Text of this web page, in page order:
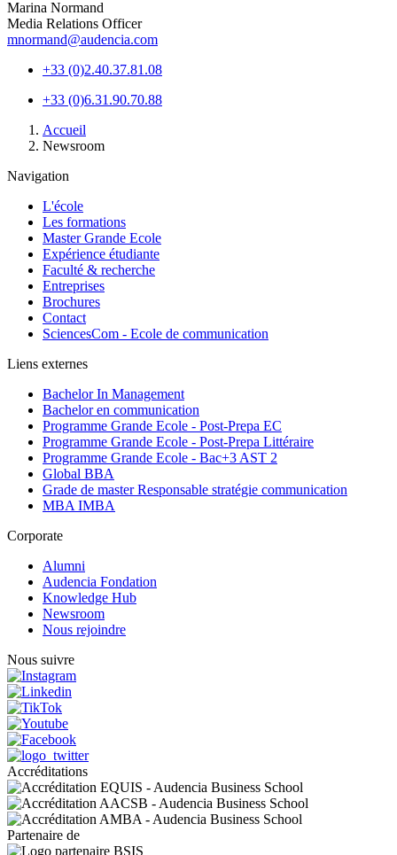
Marina Normand
Media Relations Officer
mnormand@audencia.com
+33 (0)2.40.37.81.08
+33 (0)6.31.90.70.88
d'Ariane
Accueil
Newsroom
Navigation
L'école
Les formations
Master Grande Ecole
Expérience étudiante
Faculté & recherche
Entreprises
Brochures
Contact
SciencesCom - Ecole de communication
Liens externes
Bachelor In Management
Bachelor en communication
Programme Grande Ecole - Post-Prepa EC
Programme Grande Ecole - Post-Prepa Littéraire
Programme Grande Ecole - Bac+3 AST 2
Global BBA
Grade de master Responsable stratégie communication
MBA IMBA
Corporate
Alumni
Audencia Fondation
Knowledge Hub
Newsroom
Nous rejoindre
Nous suivre
Accréditations
Partenaire de